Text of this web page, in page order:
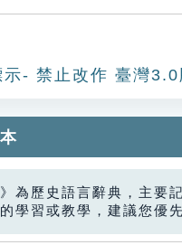
- 禁止改作 臺灣3.0
為歷史語言辭典，主
學習或教學，建議您優